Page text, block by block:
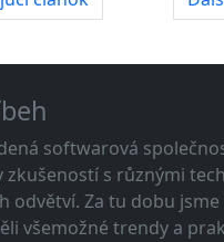
softwarová
zkušeností s různými
odvětví. Za tu dobu
všemožné trendy a